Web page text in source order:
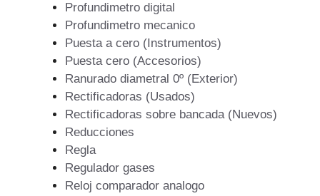
Profundimetro digital
Profundimetro mecanico
Puesta a cero (Instrumentos)
Puesta cero (Accesorios)
Ranurado diametral 0º (Exterior)
Rectificadoras (Usados)
Rectificadoras sobre bancada (Nuevos)
Reducciones
Regla
Regulador gases
Reloj comparador analogo